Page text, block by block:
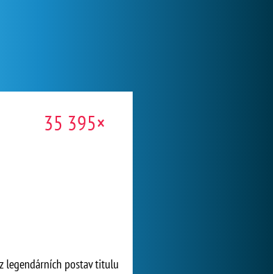
35 395×
legendárních postav titulu